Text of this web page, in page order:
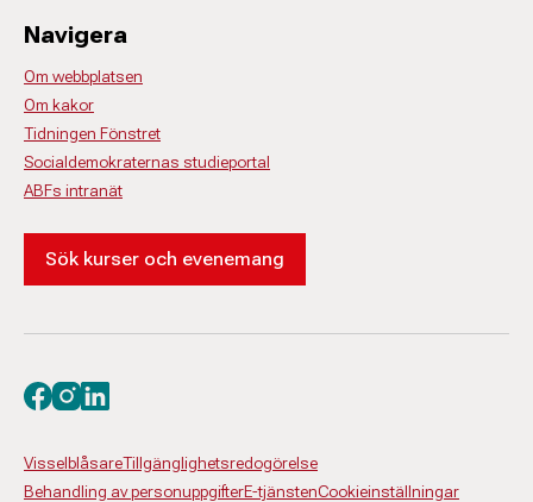
Navigera
Om webbplatsen
Om kakor
Tidningen Fönstret
Socialdemokraternas studieportal
ABFs intranät
Sök kurser och evenemang
VisselblåsareTillgänglighetsredogörelse
Behandling av personuppgifterE-tjänstenCookieinställningar
Besök oss på facebook
Besök oss på instagram
Besök oss på linkedin